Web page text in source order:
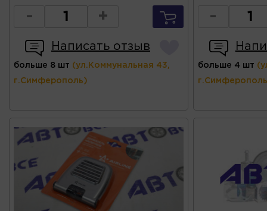
- +
Написать отзыв
больше 8 шт (ул.Коммунальная 43,
г.Симферополь)
-
больше 4 шт